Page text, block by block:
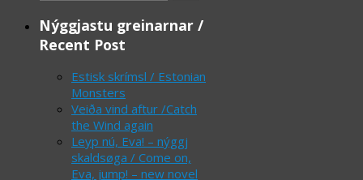
for:
Nýggjastu greinarnar /
Recent Post
Estisk skrímsl / Estonian
Monsters
Veiða vind aftur /Catch
the Wind again
Leyp nú, Eva! – nýggj
skaldsøga / Come on,
Eva, jump! – new novel